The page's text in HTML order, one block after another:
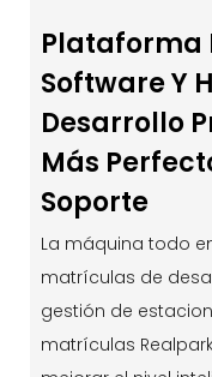
Plataforma
Software Y
Desarrollo
Más
Soporte
La máquina todo
matrículas de
gestión de
matrículas